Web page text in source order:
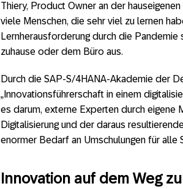
Thiery, Product Owner an der
viele Menschen, die sehr viel zu lernen
Lernherausforderung durch die
zuhause oder dem Büro aus.
Durch die SAP-S/4HANA-Akademie der
„Innovationsführerschaft in einem
es darum, externe Experten durch eigene
Digitalisierung und der daraus
enormer Bedarf an Umschulungen für alle
Innovation auf dem Weg